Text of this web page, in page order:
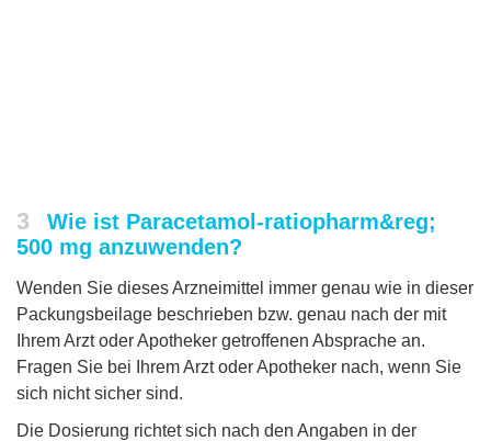
3
Wie ist Paracetamol-ratiopharm&reg;
500 mg anzuwenden?
Wenden Sie dieses Arzneimittel immer genau wie in dieser
Packungsbeilage beschrieben bzw. genau nach der mit
Ihrem Arzt oder Apotheker getroffenen Absprache an.
Fragen Sie bei Ihrem Arzt oder Apotheker nach, wenn Sie
sich nicht sicher sind.
Die Dosierung richtet sich nach den Angaben in der